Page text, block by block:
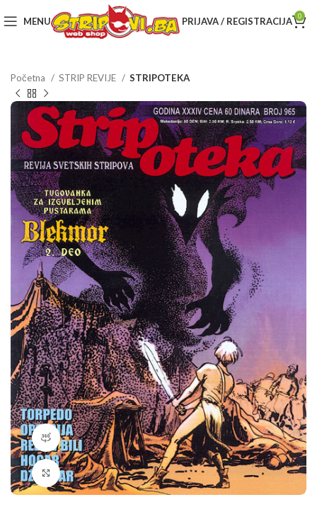
MENU PRIJAVA / REGISTRACIJA 0
Početna STRIP REVIJE STRIPOTEKA
360 product view
Klikni da povečaš